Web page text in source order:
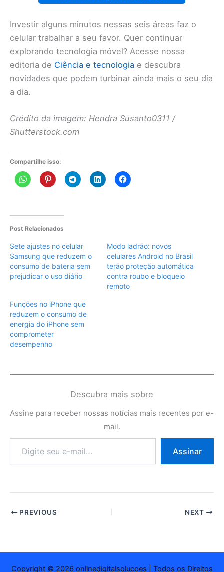
Investir alguns minutos nessas seis áreas faz o
celular trabalhar a seu favor. Quer continuar
explorando tecnologia móvel? Acesse nossa
editoria de Ciência e tecnologia e descubra
novidades que podem turbinar ainda mais o seu dia
a dia.
Crédito da imagem: Hendra Susanto0311 /
Shutterstock.com
Compartilhe isso:
Post Relacionados
Sete ajustes no celular
Samsung que reduzem o
consumo de bateria sem
prejudicar o uso diário
Modo ladrão: novos
celulares Android no Brasil
terão proteção automática
contra roubo e bloqueio
remoto
Funções no iPhone que
reduzem o consumo de
energia do iPhone sem
comprometer
desempenho
Descubra mais sobre
Assine para receber nossas notícias mais recentes por e-
mail.
e-
Assinar
PREVIOUS NEXT
Copyright © 2026 onlinedigitalsolucoes | Todos os Direitos